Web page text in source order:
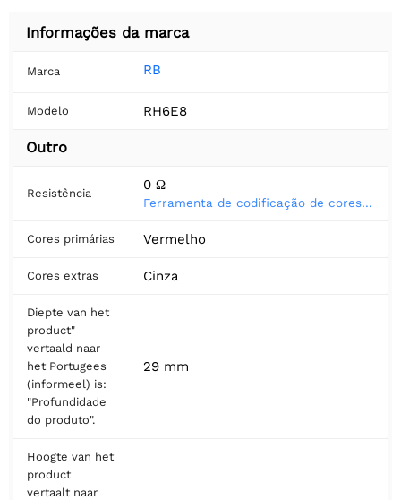
Informações da marca
Marca RB
Modelo RH6E8
Outro
Resistência
0 Ω
Ferramenta de codificação de cores do resistor
Cores primárias Vermelho
Cores extras Cinza
Diepte van het
product"
vertaald naar
het Portugees
(informeel) is:
"Profundidade
do produto".
29 mm
Hoogte van het
product
vertaalt naar